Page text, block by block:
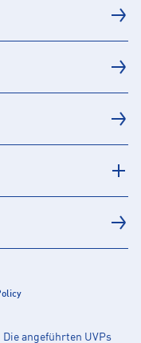
angeführten UVPs